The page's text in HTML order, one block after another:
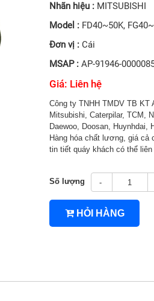
Nhãn hiệu : MITSUBISHI
Model : FD40~50K,
Đơn vị : Cái
MSAP : AP-91946-
Giá: Liên hệ
Công ty TNHH TMDV TB KT
Mitsubishi, Caterpilar, TCM,
Daewoo, Doosan,
Hàng hóa chất lương, giá cả
tin tiết quáy khách có thể
Số lượng -
HỎI HÀNG